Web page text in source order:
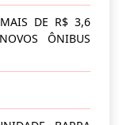
MAIS DE R$ 3,6
ÔNIBUS